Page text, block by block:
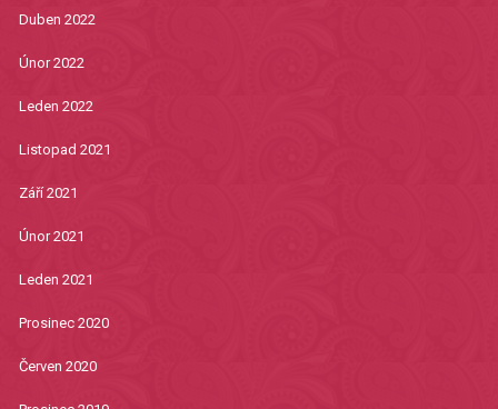
Duben 2022
Únor 2022
Leden 2022
Listopad 2021
Září 2021
Únor 2021
Leden 2021
Prosinec 2020
Červen 2020